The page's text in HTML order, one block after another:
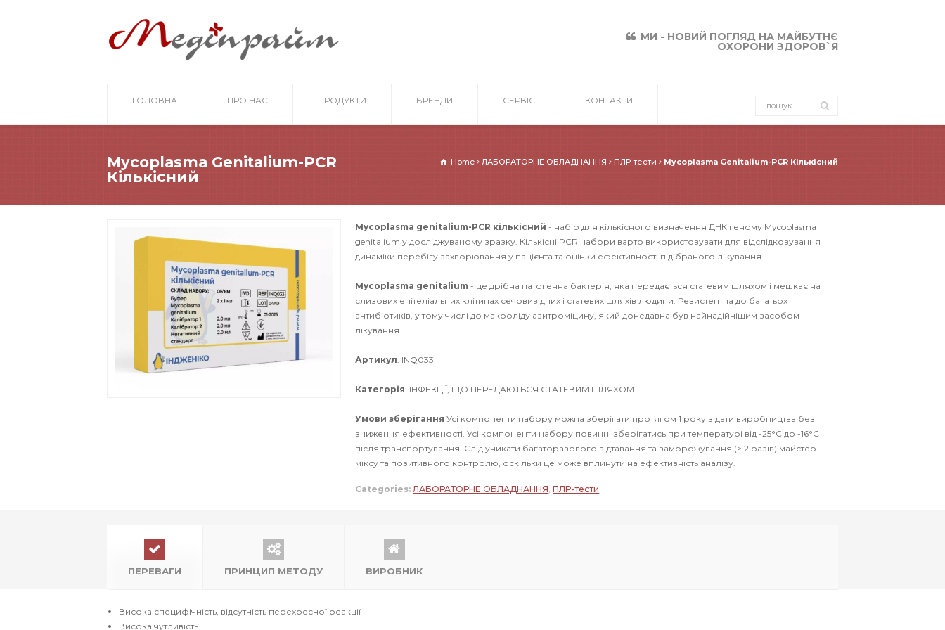
МИ - НОВИЙ ПОГЛЯД НА МАЙБУТНЄ
ОХОРОНИ ЗДОРОВ`Я
ГОЛОВНА ПРО НАС ПРОДУКТИ БРЕНДИ СЕРВІС КОНТАКТИ
Mycoplasma Genitalium-PCR
Кількісний
Home ЛАБОРАТОРНЕ ОБЛАДНАННЯ ПЛР-тести Mycoplasma Genitalium-PCR Кількісний
Mycoplasma genitalium-PCR кількісний - набір для кількісного визначення ДНК геному Mycoplasma
genitalium у досліджуваному зразку. Кількісні PCR набори варто використовувати для відслідковування
динаміки перебігу захворювання у пацієнта та оцінки ефективності підібраного лікування.
Mycoplasma genitalium - це дрібна патогенна бактерія, яка передається статевим шляхом і мешкає на
слизових епітеліальних клітинах сечовивідних і статевих шляхів людини. Резистентна до багатьох
антибіотиків, у тому числі до макроліду азитроміцину, який донедавна був найнадійнішим засобом
лікування.
Артикул: INQ033
Категорія: ІНФЕКЦІЇ, ЩО ПЕРЕДАЮТЬСЯ СТАТЕВИМ ШЛЯХОМ
Умови зберігання Усі компоненти набору можна зберігати протягом 1 року з дати виробництва без
зниження ефективності. Усі компоненти набору повинні зберігатись при температурі від -25°C до -16°C
після транспортування. Слід уникати багаторазового відтавання та заморожування (> 2 разів) майстер-
міксу та позитивного контролю, оскільки це може вплинути на ефективність аналізу.
Categories: ЛАБОРАТОРНЕ ОБЛАДНАННЯ,ПЛР-тести
ПЕРЕВАГИ ПРИНЦИП МЕТОДУ ВИРОБНИК
Висока специфічність, відсутність перехресної реакції
Висока чутливість